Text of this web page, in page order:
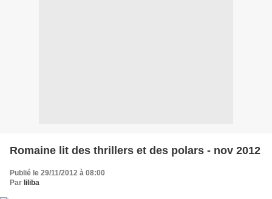
Romaine lit des thrillers et des polars - nov 2012
Publié le 29/11/2012 à 08:00
Par liliba